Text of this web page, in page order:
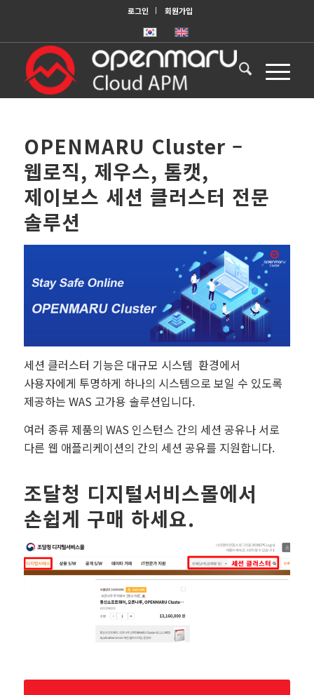
로그인 회원가입
OPENMARU Cluster –
웹로직, 제우스, 톰캣,
제이보스 세션 클러스터 전문
솔루션
세션 클러스터 기능은 대규모 시스템 환경에서
사용자에게 투명하게 하나의 시스템으로 보일 수 있도록
제공하는 WAS 고가용 솔루션입니다.
여러 종류 제품의 WAS 인스턴스 간의 세션 공유나 서로
다른 웹 애플리케이션의 간의 세션 공유를 지원합니다.
조달청 디지털서비스몰에서
손쉽게 구매 하세요.